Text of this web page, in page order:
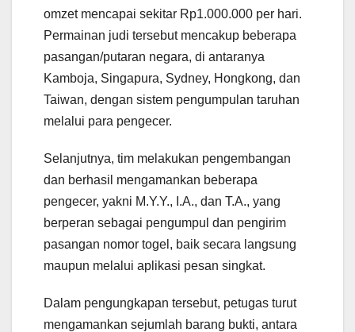
omzet mencapai sekitar Rp1.000.000 per hari.
Permainan judi tersebut mencakup beberapa
pasangan/putaran negara, di antaranya
Kamboja, Singapura, Sydney, Hongkong, dan
Taiwan, dengan sistem pengumpulan taruhan
melalui para pengecer.
Selanjutnya, tim melakukan pengembangan
dan berhasil mengamankan beberapa
pengecer, yakni M.Y.Y., I.A., dan T.A., yang
berperan sebagai pengumpul dan pengirim
pasangan nomor togel, baik secara langsung
maupun melalui aplikasi pesan singkat.
Dalam pengungkapan tersebut, petugas turut
mengamankan sejumlah barang bukti, antara